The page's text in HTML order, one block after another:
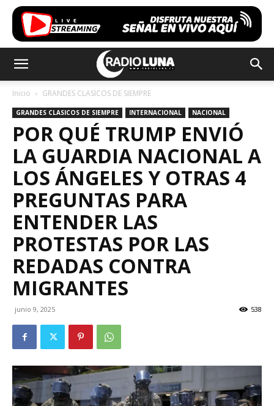
Inicio GRANDES CLASICOS DE SIEMPRE
GRANDES CLASICOS DE SIEMPRE INTERNACIONAL NACIONAL
POR QUÉ TRUMP ENVIÓ
LA GUARDIA NACIONAL A
LOS ÁNGELES Y OTRAS 4
PREGUNTAS PARA
ENTENDER LAS
PROTESTAS POR LAS
REDADAS CONTRA
MIGRANTES
junio 9, 2025 538